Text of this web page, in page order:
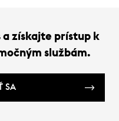
a získajte prístup k
službám.
SA